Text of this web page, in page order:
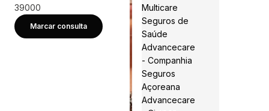
39000
Marcar consulta
Multicare
Seguros de
Saúde
Advancecare
- Companhia
Seguros
Açoreana
Advancecare